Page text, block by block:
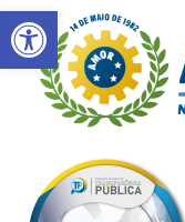
Abrir a barra de
Skip
to
content